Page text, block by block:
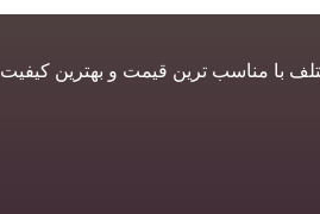
با مناسب ترین قیمت و بهترین کیفیت